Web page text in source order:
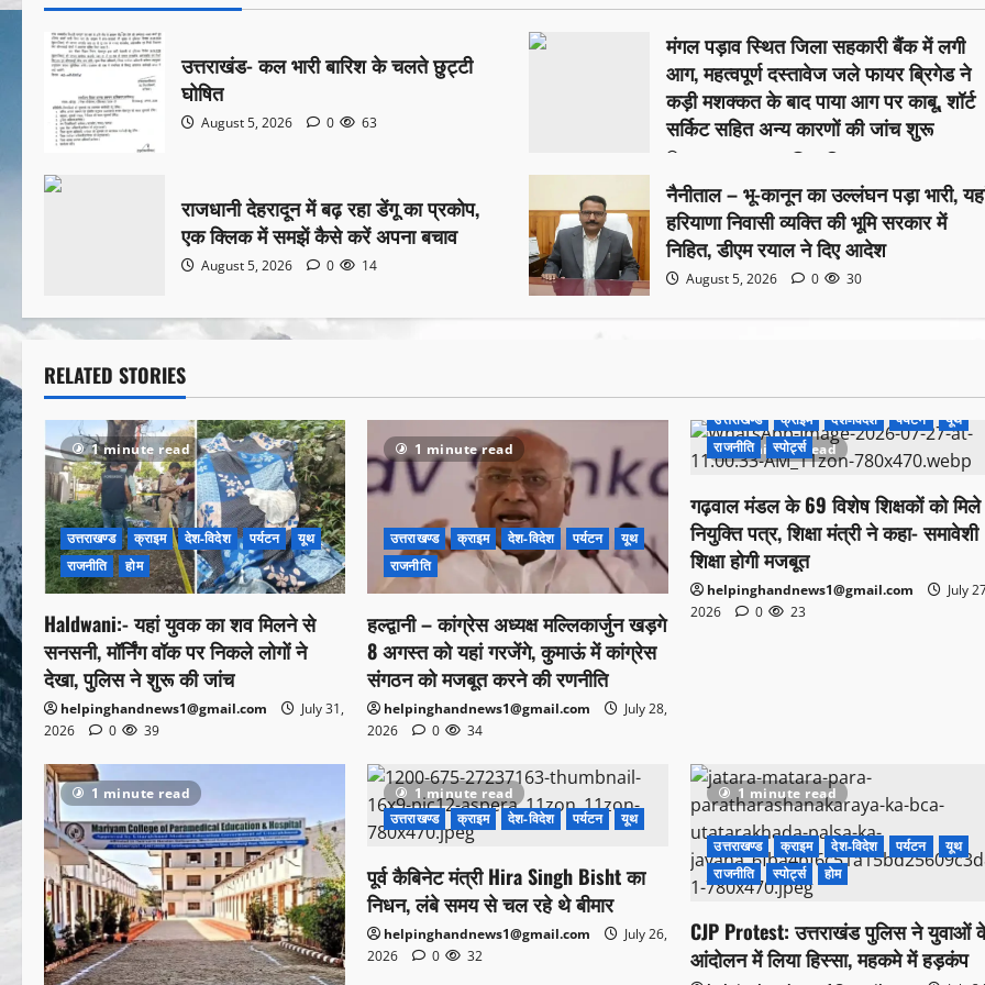
उत्तराखंड- कल भारी बारिश के चलते छुट्टी
घोषित
August 5, 2026 0 63
मंगल पड़ाव स्थित जिला सहकारी बैंक में लगी
आग, महत्वपूर्ण दस्तावेज जले फायर ब्रिगेड ने
कड़ी मशक्कत के बाद पाया आग पर काबू, शॉर्ट
सर्किट सहित अन्य कारणों की जांच शुरू
राजधानी देहरादून में बढ़ रहा डेंगू का प्रकोप,
एक क्लिक में समझें कैसे करें अपना बचाव
August 5, 2026 0 14
नैनीताल – भू-कानून का उल्लंघन पड़ा भारी,
हरियाणा निवासी व्यक्ति की भूमि सरकार में
निहित, डीएम रयाल ने दिए आदेश
August 5, 2026 0 30
RELATED STORIES
1 minute read
उत्तराखण्ड क्राइम देश-विदेश पर्यटन
यूथ
राजनीति
होम
Haldwani:- यहां युवक का शव मिलने से
सनसनी, मॉर्निंग वॉक पर निकले लोगों ने
देखा, पुलिस ने शुरू की जांच
helpinghandnews1@gmail.com
July 31,
2026
0 39
1 minute read
उत्तराखण्ड क्राइम देश-विदेश पर्यटन
यूथ
राजनीति
हल्द्वानी – कांग्रेस अध्यक्ष मल्लिकार्जुन खड़गे
8 अगस्त को यहां गरजेंगे, कुमाऊं में कांग्रेस
संगठन को मजबूत करने की रणनीति
helpinghandnews1@gmail.com
July 28,
2026
0 34
1 minute read
उत्तराखण्ड क्राइम देश-विदेश पर्यटन
यूथ
राजनीति
स्पोर्ट्स
गढ़वाल मंडल के 69 विशेष शिक्षकों को मिले
नियुक्ति पत्र, शिक्षा मंत्री ने कहा- समावेशी
शिक्षा होगी मजबूत
helpinghandnews1@gmail.com
July
2026
0 23
1 minute read
1 minute read
उत्तराखण्ड
क्राइम देश-विदेश पर्यटन यूथ
पूर्व कैबिनेट मंत्री Hira Singh Bisht का
निधन, लंबे समय से चल रहे थे बीमार
helpinghandnews1@gmail.com
July 26,
2026
0 32
1 minute read
उत्तराखण्ड क्राइम देश-विदेश पर्यटन
यूथ
राजनीति
स्पोर्ट्स होम
CJP Protest: उत्तराखंड पुलिस ने युवाओं
आंदोलन में लिया हिस्सा, महकमे में हड़कंप